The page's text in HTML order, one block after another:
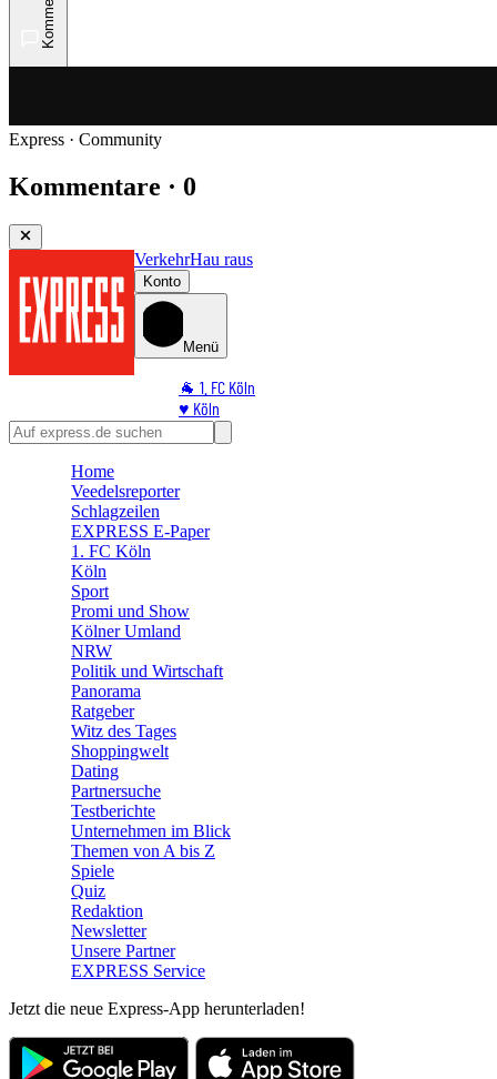
Express · Community
Kommentare · 0
VerkehrHau raus
Konto
Menü
🐐 1. FC Köln
♥️ Köln
⭐ Promi
🛒 Shoppingwelt
Home
Veedelsreporter
Schlagzeilen
EXPRESS E-Paper
1. FC Köln
Köln
Sport
Promi und Show
Kölner Umland
NRW
Politik und Wirtschaft
Panorama
Ratgeber
Witz des Tages
Shoppingwelt
Dating
Partnersuche
Testberichte
Unternehmen im Blick
Themen von A bis Z
Spiele
Quiz
Redaktion
Newsletter
Unsere Partner
EXPRESS Service
Jetzt die neue Express-App herunterladen!